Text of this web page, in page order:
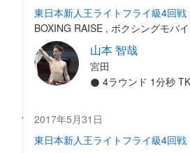
東日本新人王ライトフライ級4回戦
BOXING RAISE , ボクシングモバ
山本 智哉
宮田
4ラウンド 1分秒
2017年5月31日
東日本新人王ライトフライ級4回戦